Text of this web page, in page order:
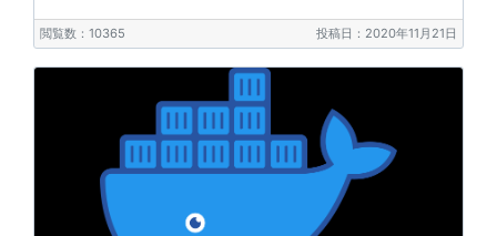
閲覧数：10365 投稿日：2020年11月21日